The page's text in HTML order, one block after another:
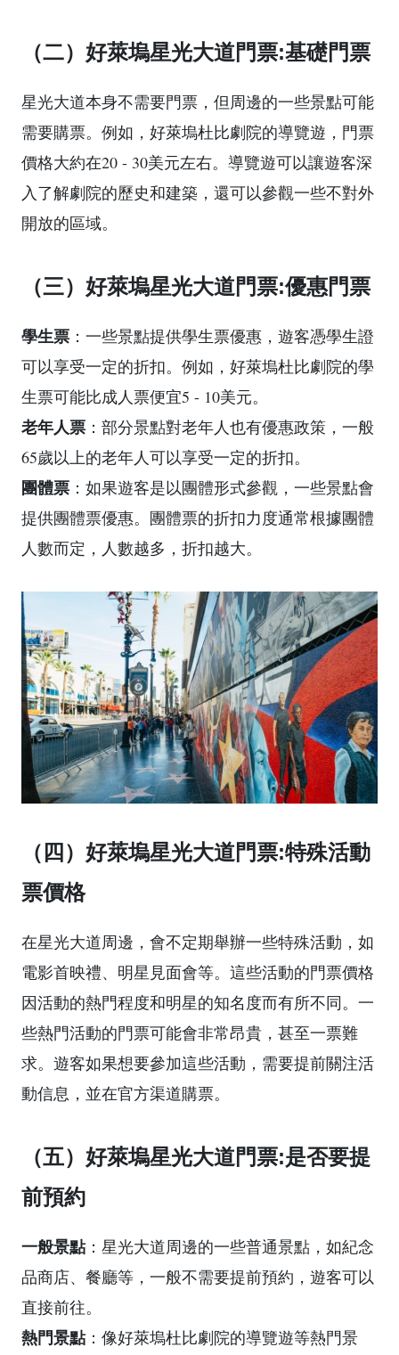
（二）好萊塢星光大道門票:基礎門票
星光大道本身不需要門票，但周邊的一些景點可能
需要購票。例如，好萊塢杜比劇院的導覽遊，門票
價格大約在20 - 30美元左右。導覽遊可以讓遊客深
入了解劇院的歷史和建築，還可以參觀一些不對外
開放的區域。
（三）好萊塢星光大道門票:優惠門票
學生票 ：一些景點提供學生票優惠，遊客憑學生證
可以享受一定的折扣。例如，好萊塢杜比劇院的學
生票可能比成人票便宜5 - 10美元。
老年人票 ：部分景點對老年人也有優惠政策，一般
65歲以上的老年人可以享受一定的折扣。
團體票 ：如果遊客是以團體形式參觀，一些景點會
提供團體票優惠。團體票的折扣力度通常根據團體
人數而定，人數越多，折扣越大。
（四）好萊塢星光大道門票:特殊活動
票價格
在星光大道周邊，會不定期舉辦一些特殊活動，如
電影首映禮、明星見面會等。這些活動的門票價格
因活動的熱門程度和明星的知名度而有所不同。一
些熱門活動的門票可能會非常昂貴，甚至一票難
求。遊客如果想要參加這些活動，需要提前關注活
動信息，並在官方渠道購票。
（五）好萊塢星光大道門票:是否要提
前預約
一般景點：星光大道周邊的一些普通景點，如紀念
品商店、餐廳等，一般不需要提前預約，遊客可以
直接前往。
熱門景點：像好萊塢杜比劇院的導覽遊等熱門景